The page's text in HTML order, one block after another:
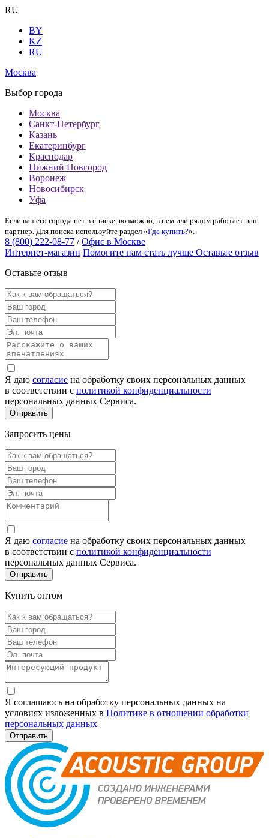
RU
BY
KZ
RU
Москва
Выбор города
Москва
Санкт-Петербург
Казань
Екатеринбург
Краснодар
Нижний Новгород
Воронеж
Новосибирск
Уфа
Если вашего города нет в списке, возможно, в нем или рядом работает наш
партнер. Для поиска используйте раздел «Где купить?».
8 (800) 222-08-77 / Офис в Москве
Интернет-магазин Помогите нам стать лучше Оставьте отзыв
Оставьте отзыв
Я даю согласие на обработку своих персональных данных
в соответствии с политикой конфиденциальности
персональных данных Сервиса.
Запросить цены
Я даю согласие на обработку своих персональных данных
в соответствии с политикой конфиденциальности
персональных данных Сервиса.
Купить оптом
Я соглашаюсь на обработку персональных данных на
условиях изложенных в Политике в отношении обработки
персональных данных